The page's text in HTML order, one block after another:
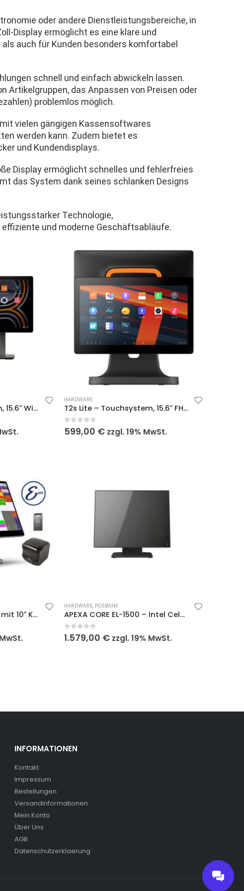
oder andere Dienstleistungsbereiche, in
Display ermöglicht es eine klare und
auch für Kunden besonders komfortabel
schnell und einfach abwickeln lassen.
Artikelgruppen, das Anpassen von Preisen oder
problemlos möglich.
vielen gängigen Kassensoftwares
werden kann. Zudem bietet es
und Kundendisplays.
Display ermöglicht schnelles und fehlerfreies
das System dank seines schlanken Designs
Technologie,
und moderne Geschäftsabläufe.
D3 PRO – Touchsystem, 15.6″ Widescreen Display, Android 13
HARDWARE
T2s Lite – Touchsystem, 15.6″ FHD + 10″ Kundenanzeige HD, kapazitiver Touchscreen, Android 9.0
0out of 5
599,00 € zzgl. 19% MwSt.
Dienstleistung Paket E mit 10″ Kundenmonitor
HARDWARE, POSBANK
APEXA CORE EL-1500 – Intel Celeron J6412, 15″, lüfterlos, schwarz
0 out of 5
1.579,00 € zzgl. 19% MwSt.
INFORMATIONEN
Kontakt
Impressum
Bestellungen
Versandinformationen
Mein Konto
Über Uns
AGB
Datenschutzerklaerung